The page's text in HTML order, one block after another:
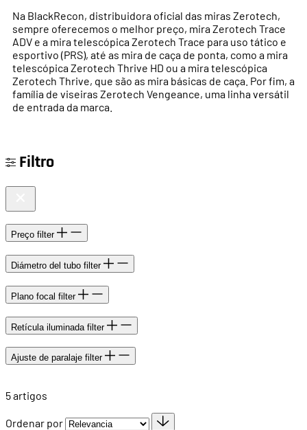
Na BlackRecon, distribuidora oficial das miras Zerotech,
sempre oferecemos o melhor preço, mira Zerotech Trace
ADV e a mira telescópica Zerotech Trace para uso tático e
esportivo (PRS), até as mira de caça de ponta, como a mira
telescópica Zerotech Thrive HD ou a mira telescópica
Zerotech Thrive, que são as mira básicas de caça. Por fim, a
família de viseiras Zerotech Vengeance, uma linha versátil
de entrada da marca.
Filtro
Preço filter
Diámetro del tubo filter
Plano focal filter
Retícula iluminada filter
Ajuste de paralaje filter
5artigos
Ordenar por